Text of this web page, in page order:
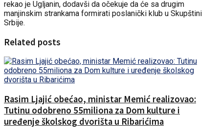
rekao je Ugljanin, dodavši da očekuje da će sa drugim
manjinskim strankama formirati poslanički klub u Skupštini
Srbije.
Related posts
Rasim Ljajić obećao, ministar Memić realizovao:
Tutinu odobreno 55miliona za Dom kulture i
uređenje školskog dvorišta u Ribarićima